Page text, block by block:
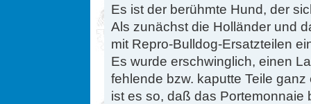
Es ist der berühmte Hund, der
Als zunächst die Holländer und
mit Repro-Bulldog-Ersatzteilen
Es wurde erschwinglich, einen
fehlende bzw. kaputte Teile
ist es so, daß das Portemonnaie